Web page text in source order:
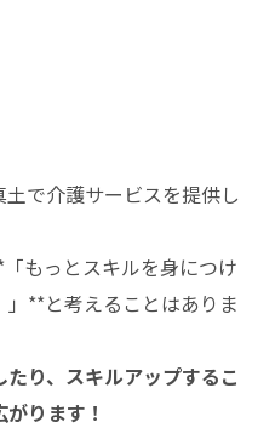
で介護サービスを提供し
もっとスキルを身につけ
**と考えることはありま
たり、スキルアップするこ
ります！